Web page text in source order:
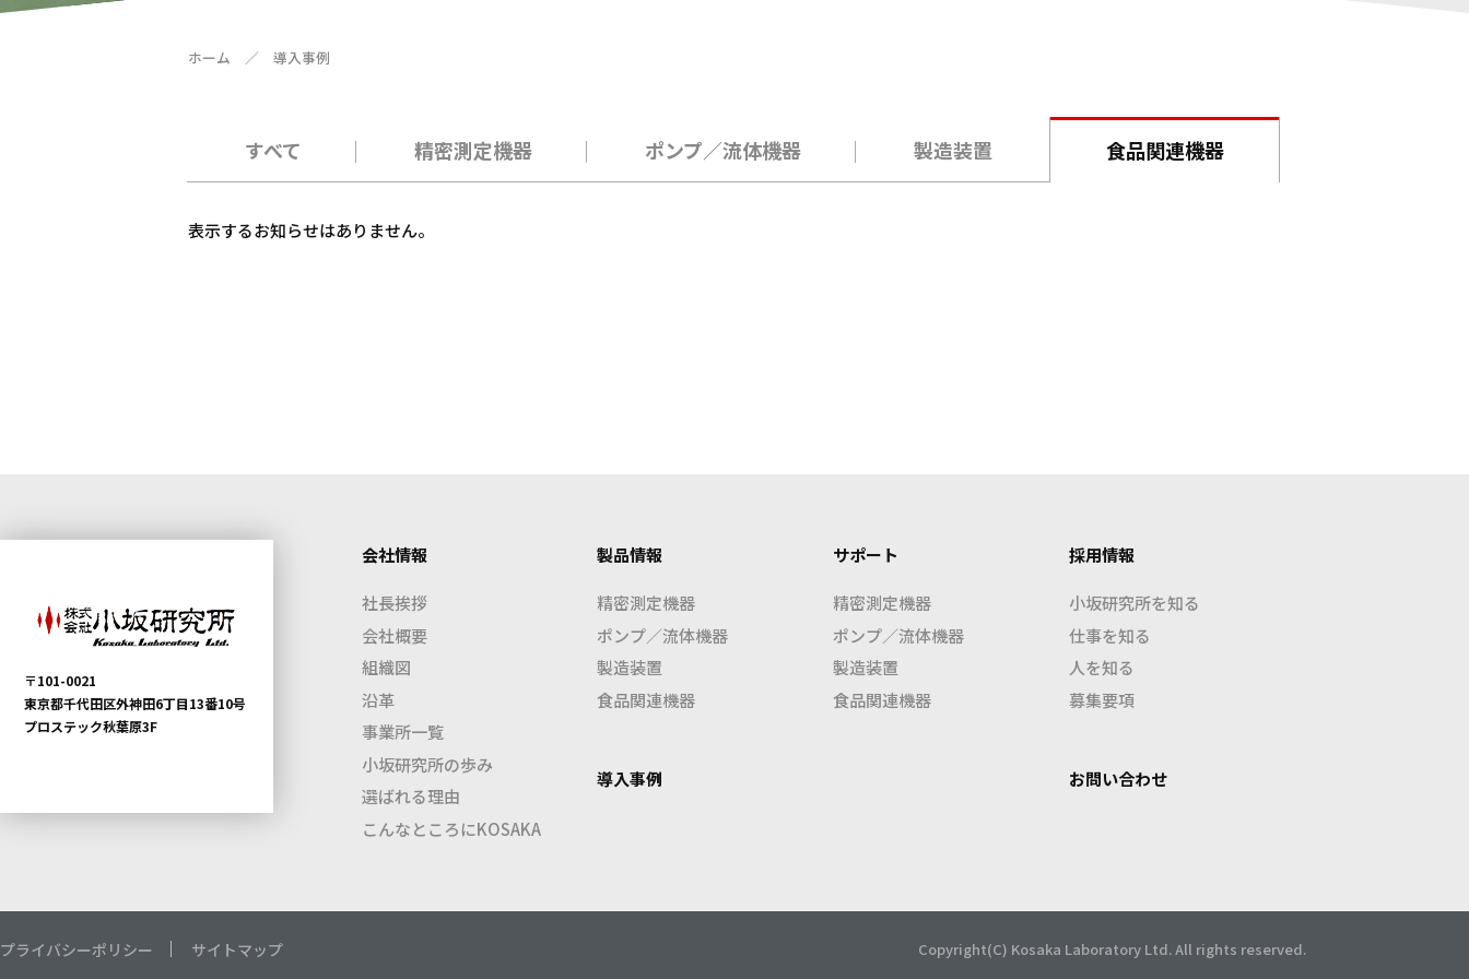
ホーム ／ 導入事例
すべて 精密測定機器 ポンプ／流体機器 製造装置 食品関連機器
表示するお知らせはありません。
〒101-0021
東京都千代田区外神田6丁目13番10号
プロステック秋葉原3F
会社情報
社長挨拶
会社概要
組織図
沿革
事業所一覧
小坂研究所の歩み
選ばれる理由
こんなところにKOSAKA
製品情報
精密測定機器
ポンプ／流体機器
製造装置
食品関連機器
導入事例
サポート
精密測定機器
ポンプ／流体機器
製造装置
食品関連機器
採用情報
小坂研究所を知る
仕事を知る
人を知る
募集要項
お問い合わせ
プライバシーポリシー サイトマップ Copyright(C) Kosaka Laboratory Ltd. All rights reserved.